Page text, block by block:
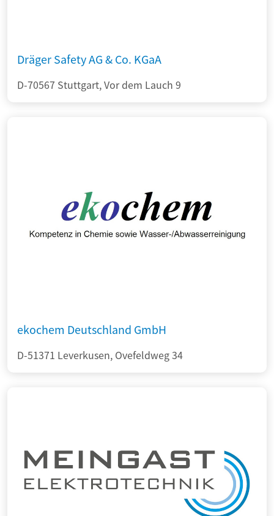
Dräger Safety AG & Co. KGaA
D-70567 Stuttgart, Vor dem Lauch 9
ekochem Deutschland GmbH
D-51371 Leverkusen, Ovefeldweg 34